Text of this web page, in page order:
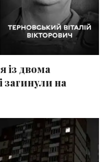
із двома
загинули на